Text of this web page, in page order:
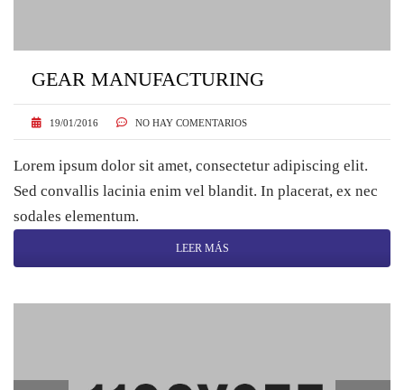
GEAR MANUFACTURING
19/01/2016 NO HAY COMENTARIOS
Lorem ipsum dolor sit amet, consectetur adipiscing elit.
Sed convallis lacinia enim vel blandit. In placerat, ex nec
sodales elementum.
LEER MÁS